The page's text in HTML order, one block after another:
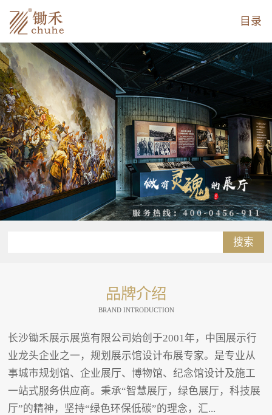
目录
搜索
品牌介绍
BRAND INTRODUCTION
长沙锄禾展示展览有限公司始创于2001年，中国展示行
业龙头企业之一，规划展示馆设计布展专家。是专业从
事城市规划馆、企业展厅、博物馆、纪念馆设计及施工
一站式服务供应商。秉承“智慧展厅，绿色展厅，科技展
厅”的精神，坚持“绿色环保低碳”的理念，汇...